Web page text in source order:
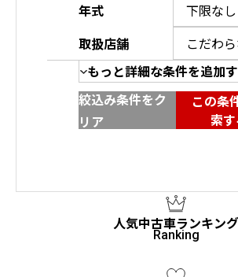
年式
取扱店舗
もっと詳細な条件を追加
絞込み条件をク
リア
この条
索す
人気中古車ランキング